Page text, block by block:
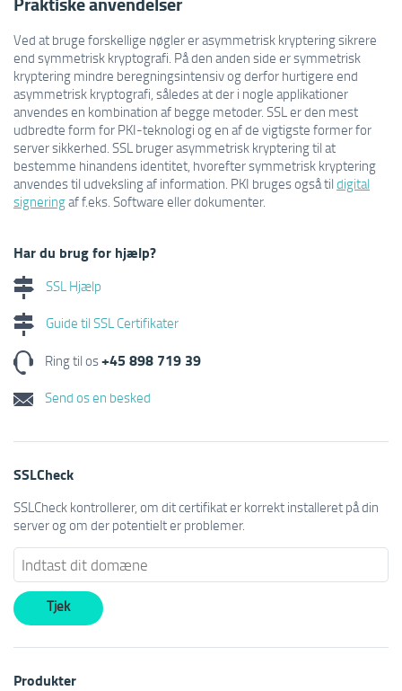
Ved at bruge forskellige nøgler er asymmetrisk kryptering sikrere
end symmetrisk kryptografi. På den anden side er symmetrisk
kryptering mindre beregningsintensiv og derfor hurtigere end
asymmetrisk kryptografi, således at der i nogle applikationer
anvendes en kombination af begge metoder. SSL er den mest
udbredte form for PKI-teknologi og en af de vigtigste former for
server sikkerhed. SSL bruger asymmetrisk kryptering til at
bestemme hinandens identitet, hvorefter symmetrisk kryptering
anvendes til udveksling af information. PKI bruges også til digital
signeringaf f.eks. Software eller dokumenter.
Har du brug for hjælp?
SSL Hjælp
Guide til SSL Certifikater
Ring til os+45 898 719 39
Send os en besked
SSLCheck
SSLCheck kontrollerer, om dit certifikat er korrekt installeret på din
server og om der potentielt er problemer.
Produkter